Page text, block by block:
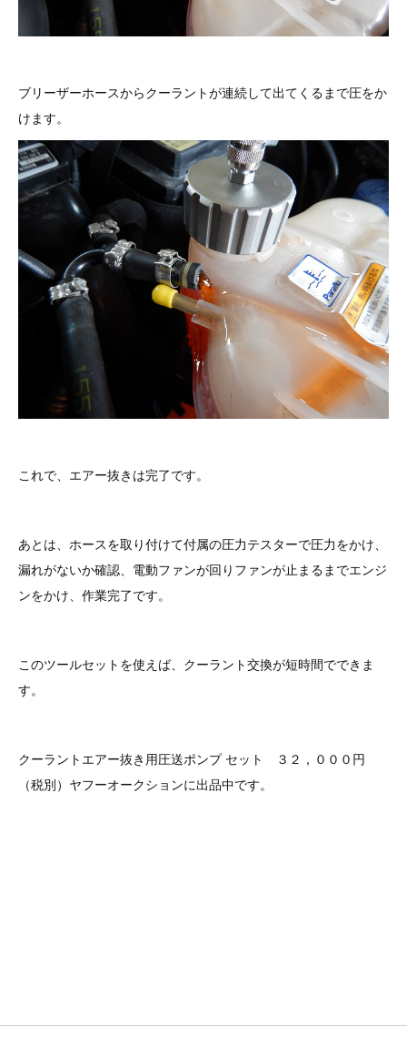
ブリーザーホースからクーラントが連続して出てくるまで圧をか
けます。
これで、エアー抜きは完了です。
あとは、ホースを取り付けて付属の圧力テスターで圧力をかけ、
漏れがないか確認、電動ファンが回りファンが止まるまでエンジ
ンをかけ、作業完了です。
このツールセットを使えば、クーラント交換が短時間でできま
す。
クーラントエアー抜き用圧送ポンプ セット ３２，０００円
（税別）ヤフーオークションに出品中です。